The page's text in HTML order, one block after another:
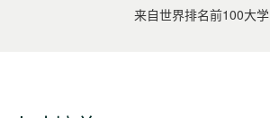
来自世界排名前100大学